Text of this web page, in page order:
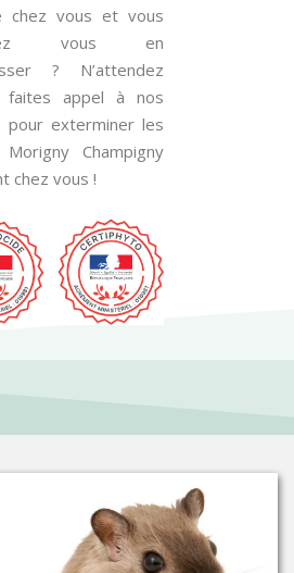
chez vous et vous
vous en
? N’attendez
appel à nos
pour exterminer les
Champigny
chez vous !